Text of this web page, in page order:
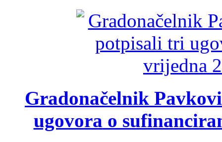
Gradonačelnik
ugovora o